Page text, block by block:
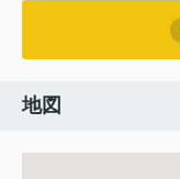
地図